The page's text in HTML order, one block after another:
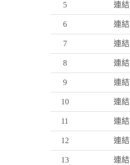
5 連結
6 連結
7 連結
8 連結
9 連結
10 連結
11 連結
12 連結
13 連結